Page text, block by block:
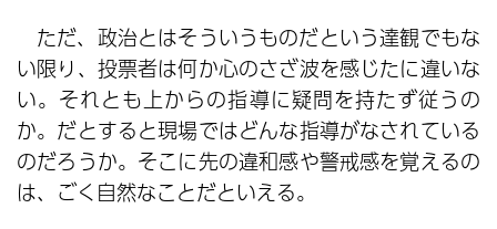
ただ、政治とはそういうものだという達観でもな
い限り、投票者は何か心のさざ波を感じたに違いな
い。それとも上からの指導に疑問を持たず従うの
か。だとすると現場ではどんな指導がなされている
のだろうか。そこに先の違和感や警戒感を覚えるの
は、ごく自然なことだといえる。